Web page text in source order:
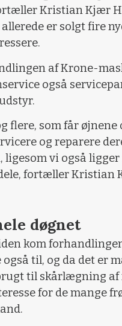
Kristian Kjær
er solgt fire
af Krone-
også
flere, som får øjnene
og reparere
ligesom vi også
fortæller Kristian
døgnet
kom
til, og da det er
til skårlægning af
for de mange